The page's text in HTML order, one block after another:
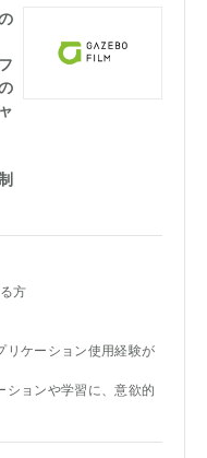
方
リケーション使用経験が
ションや学習に、意欲的